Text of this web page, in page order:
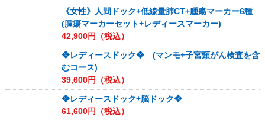
《女性》人間ドック+低線量肺CT+腫瘍マーカー6種
(腫瘍マーカーセット+レディースマーカー)
42,900円（税込）
❖レディースドック❖ (マンモ+子宮頸がん検査を含
むコース)
39,600円（税込）
❖レディースドック+脳ドック❖
61,600円（税込）